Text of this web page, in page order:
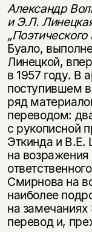
Александр
и Э.Л.
„Поэтического
Буало,
Линецкой,
в 1957 году. В
поступившем
ряд
переводом:
с рукописной
Эткинда и В.Е.
на
Смирнова на
наиболее
на замечаниях
перевод и,